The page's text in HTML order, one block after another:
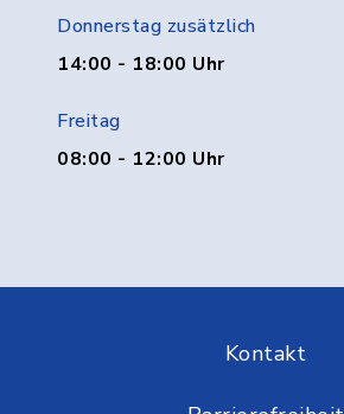
Donnerstag zusätzlich
14:00 - 18:00 Uhr
Freitag
08:00 - 12:00 Uhr
Kontakt